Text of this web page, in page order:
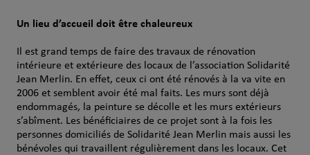
Un lieu d’accueil doit être chaleureux
Il est grand temps de faire des travaux de rénovation
intérieure et extérieure des locaux de l’association Solidarité
Jean Merlin. En effet, ceux ci ont été rénovés à la va vite en
2006 et semblent avoir été mal faits. Les murs sont déjà
endommagés, la peinture se décolle et les murs extérieurs
s’abîment. Les bénéficiaires de ce projet sont à la fois les
personnes domiciliés de Solidarité Jean Merlin mais aussi les
bénévoles qui travaillent régulièrement dans les locaux. Cet